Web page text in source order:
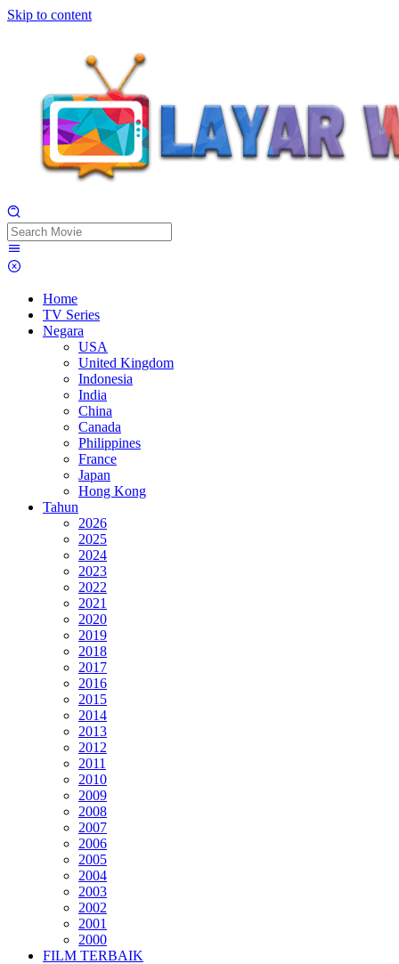
Skip to content
Home
TV Series
Negara
USA
United Kingdom
Indonesia
India
China
Canada
Philippines
France
Japan
Hong Kong
Tahun
2026
2025
2024
2023
2022
2021
2020
2019
2018
2017
2016
2015
2014
2013
2012
2011
2010
2009
2008
2007
2006
2005
2004
2003
2002
2001
2000
FILM TERBAIK